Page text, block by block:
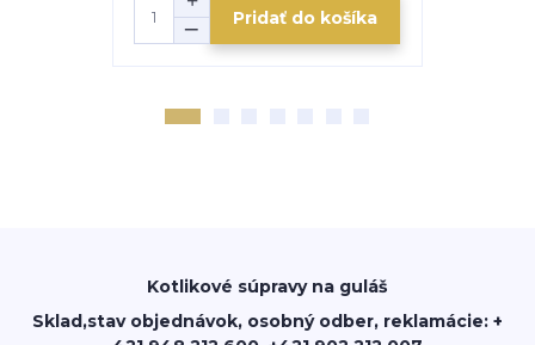
Pridať do košíka
Kotlikové súpravy na guláš
Sklad,stav objednávok, osobný odber, reklamácie: +